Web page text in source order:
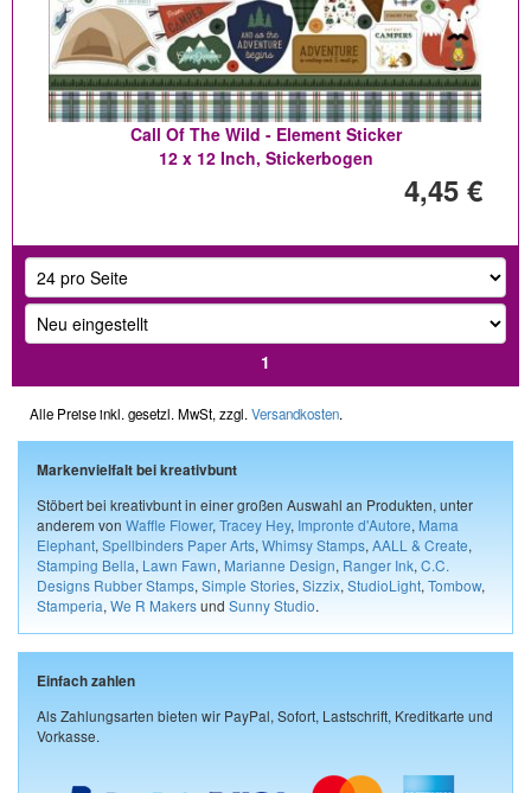
Call Of The Wild - Element Sticker
12 x 12 Inch, Stickerbogen
4,45 €
1
Alle Preise inkl. gesetzl. MwSt, zzgl. Versandkosten.
Markenvielfalt bei kreativbunt
Stöbert bei kreativbunt in einer großen Auswahl an Produkten, unter
anderem von Waffle Flower, Tracey Hey, Impronte d'Autore, Mama
Elephant, Spellbinders Paper Arts, Whimsy Stamps, AALL & Create,
Stamping Bella, Lawn Fawn, Marianne Design, Ranger Ink, C.C.
Designs Rubber Stamps, Simple Stories, Sizzix, StudioLight, Tombow,
Stamperia, We R Makersund Sunny Studio.
Einfach zahlen
Als Zahlungsarten bieten wir PayPal, Sofort, Lastschrift, Kreditkarte und
Vorkasse.